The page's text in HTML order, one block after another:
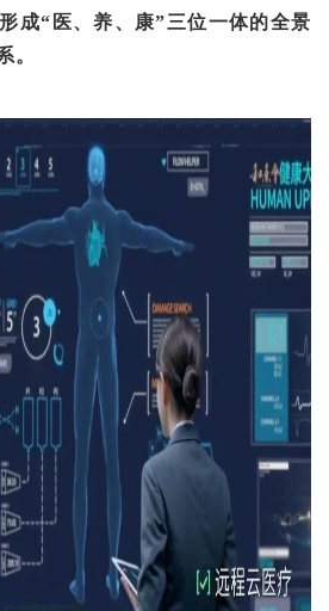
成“医、养、康”三位一体的全景
。